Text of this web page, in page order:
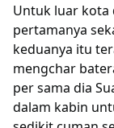
Untuk luar kota
pertamanya
keduanya itu
mengchar
per sama dia
dalam kabin